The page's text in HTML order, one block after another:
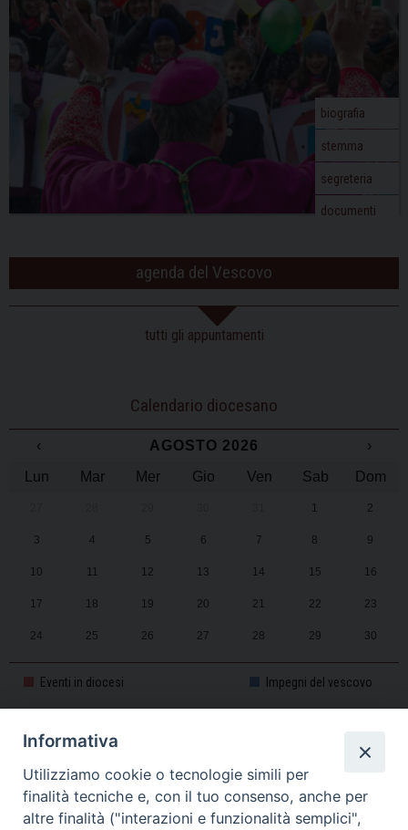
biografia
stemma
segreteria
documenti
agenda del Vescovo
tutti gli appuntamenti
Calendario diocesano
‹ AGOSTO 2026
›
Lun
Mar Mer Gio Ven Sab Dom
1 2
3 4 5 6 7 8 9
10 11 12 13 14 15 16
17 18 19 20 21 22 23
24 25 26 27 28 29 30
Eventi in diocesi Impegni del vescovo
CALENDARIO PASTORALE 2025-2026
Informativa
Utilizziamo cookie o tecnologie simili per
finalità tecniche e, con il tuo consenso, anche per
altre finalità ("interazioni e funzionalità semplici",